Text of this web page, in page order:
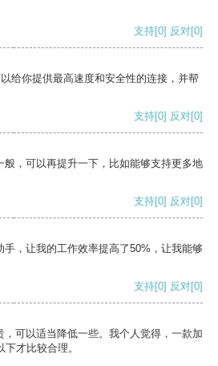
支持[0] 反对[0]
给你提供最高速度和安全性的连接，并帮
支持[0] 反对[0]
般，可以再提升一下，比如能够支持更多地
支持[0] 反对[0]
，让我的工作效率提高了50%，让我能够
支持[0] 反对[0]
可以适当降低一些。我个人觉得，一款加
才比较合理。